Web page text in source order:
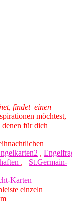
findet einen
möchtest,
denen für dich
,
, St.Germain-
Karten
einzeln